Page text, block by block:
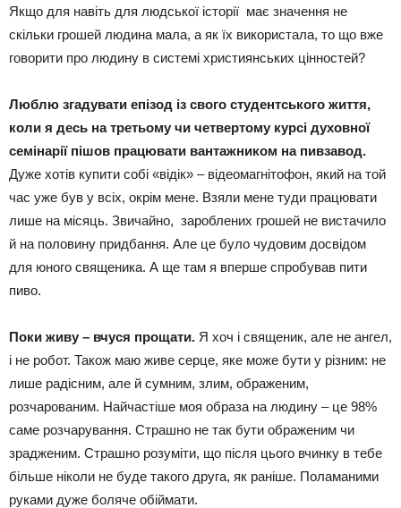
Якщо для навіть для людської історії має значення не
скільки грошей людина мала, а як їх використала, то що вже
говорити про людину в системі християнських цінностей?
Люблю згадувати епізод із свого студентського життя,
коли я десь на третьому чи четвертому курсі духовної
семінарії пішов працювати вантажником на пивзавод.
Дуже хотів купити собі «відік» – відеомагнітофон, який на той
час уже був у всіх, окрім мене. Взяли мене туди працювати
лише на місяць. Звичайно, зароблених грошей не вистачило
й на половину придбання. Але це було чудовим досвідом
для юного священика. А ще там я вперше спробував пити
пиво.
Поки живу – вчуся прощати. Я хоч і священик, але не ангел,
і не робот. Також маю живе серце, яке може бути у різним: не
лише радісним, але й сумним, злим, ображеним,
розчарованим. Найчастіше моя образа на людину – це 98%
саме розчарування. Страшно не так бути ображеним чи
зрадженим. Страшно розуміти, що після цього вчинку в тебе
більше ніколи не буде такого друга, як раніше. Поламаними
руками дуже боляче обіймати.